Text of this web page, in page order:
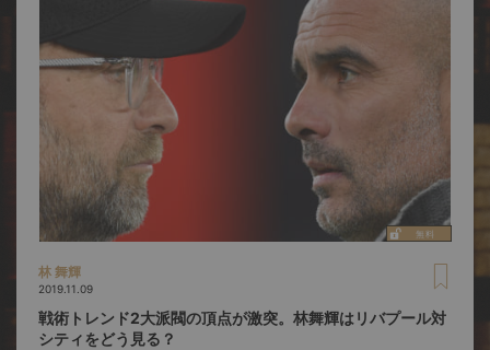
林 舞輝
2019.11.09
戦術トレンド2大派閥の頂点が激突。林舞輝はリバプール対
シティをどう見る？